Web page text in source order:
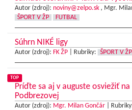
Autor (zdroj): noviny@zelpo.sk , Mgr.
ŠPORT V ŽP
FUTBAL
Súhrn NIKÉ ligy
Autor (zdroj): FK ŽP Rubriky: ŠPORT V ŽP
TOP
Príďte sa aj v auguste osviežiť
Podbrezovej
Autor (zdroj): Mgr. Milan Gončár